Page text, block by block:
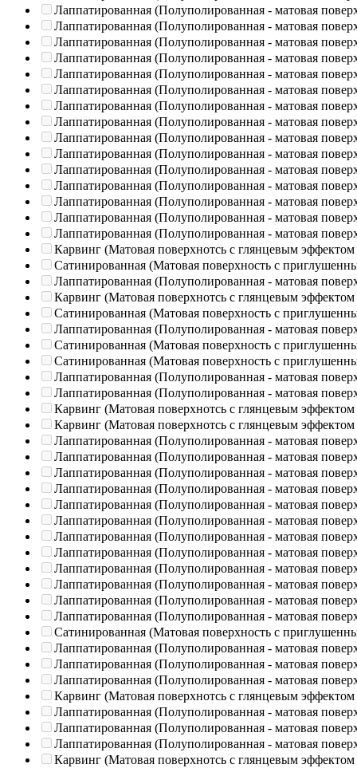
Лаппатированная (Полуполированная - матовая
Лаппатированная (Полуполированная - матовая
Лаппатированная (Полуполированная - матовая
Лаппатированная (Полуполированная - матовая
Лаппатированная (Полуполированная - матовая
Лаппатированная (Полуполированная - матовая
Лаппатированная (Полуполированная - матовая
Лаппатированная (Полуполированная - матовая
Лаппатированная (Полуполированная - матовая
Лаппатированная (Полуполированная - матовая
Лаппатированная (Полуполированная - матовая
Лаппатированная (Полуполированная - матовая
Лаппатированная (Полуполированная - матовая
Лаппатированная (Полуполированная - матовая
Лаппатированная (Полуполированная - матовая
Карвинг (Матовая поверхнотсь с глянцевым эффектом
Сатинированная (Матовая поверхность с
Лаппатированная (Полуполированная - матовая
Карвинг (Матовая поверхнотсь с глянцевым эффектом
Сатинированная (Матовая поверхность с
Лаппатированная (Полуполированная - матовая
Сатинированная (Матовая поверхность с
Сатинированная (Матовая поверхность с
Лаппатированная (Полуполированная - матовая
Лаппатированная (Полуполированная - матовая
Карвинг (Матовая поверхнотсь с глянцевым эффектом
Карвинг (Матовая поверхнотсь с глянцевым эффектом
Лаппатированная (Полуполированная - матовая
Лаппатированная (Полуполированная - матовая
Лаппатированная (Полуполированная - матовая
Лаппатированная (Полуполированная - матовая
Лаппатированная (Полуполированная - матовая
Лаппатированная (Полуполированная - матовая
Лаппатированная (Полуполированная - матовая
Лаппатированная (Полуполированная - матовая
Лаппатированная (Полуполированная - матовая
Лаппатированная (Полуполированная - матовая
Лаппатированная (Полуполированная - матовая
Лаппатированная (Полуполированная - матовая
Сатинированная (Матовая поверхность с
Лаппатированная (Полуполированная - матовая
Лаппатированная (Полуполированная - матовая
Лаппатированная (Полуполированная - матовая
Карвинг (Матовая поверхнотсь с глянцевым эффектом
Лаппатированная (Полуполированная - матовая
Лаппатированная (Полуполированная - матовая
Лаппатированная (Полуполированная - матовая
Карвинг (Матовая поверхнотсь с глянцевым эффектом